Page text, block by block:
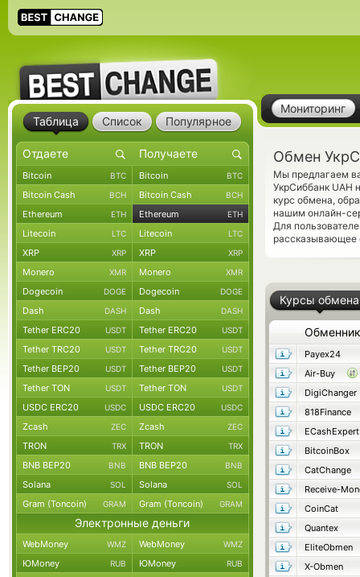
Мониторинг
Обмен
Мы предлагаем
УкрСиббанк UAH
курс обмена,
нашим онлайн-
Для
рассказывающее
Курсы обмена
Обменник
Payex24
Air-Buy
DigiChanger
818Finance
ECashExpert
BitcoinBox
CatChange
Receive-
CoinCat
Quantex
EliteObmen
X-Obmen
Таблица Список Популярное
Bitcoin BTC Bitcoin BTC
Bitcoin Cash BCH Bitcoin Cash BCH
Ethereum ETH Ethereum ETH
Litecoin LTC Litecoin LTC
XRP XRP XRP XRP
Monero XMR Monero XMR
Dogecoin DOGE Dogecoin DOGE
Dash DASH Dash DASH
Tether ERC20 USDT Tether ERC20 USDT
Tether TRC20 USDT Tether TRC20 USDT
Tether BEP20 USDT Tether BEP20 USDT
Tether TON USDT Tether TON USDT
USDC ERC20 USDC USDC ERC20 USDC
Zcash ZEC Zcash ZEC
TRON TRX TRON TRX
BNB BEP20 BNB BNB BEP20 BNB
Solana SOL Solana SOL
Gram (Toncoin) GRAM Gram (Toncoin) GRAM
Электронные деньги
WebMoney WMZ WebMoney WMZ
ЮMoney RUB ЮMoney RUB